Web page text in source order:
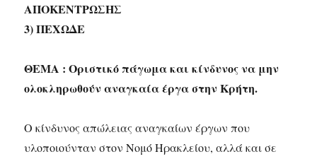
ΑΠΟΚΕΝΤΡΩΣΗΣ
3) ΠΕΧΩΔΕ
ΘΕΜΑ : Οριστικό πάγωμα και κίνδυνος να μην
ολοκληρωθούν αναγκαία έργα στην Κρήτη.
Ο κίνδυνος απώλειας αναγκαίων έργων που
υλοποιούνταν στον Νομό Ηρακλείου, αλλά και σε